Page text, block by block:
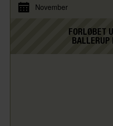
November
FORLØBET
BALLERUP